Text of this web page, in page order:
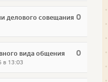
0
делового совещания
0
вида общения
в 13:03